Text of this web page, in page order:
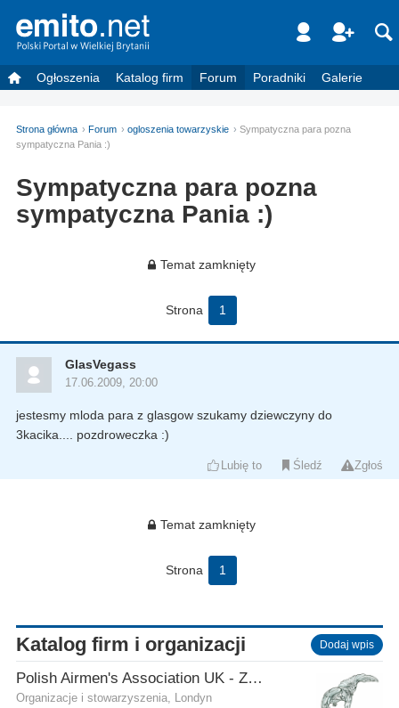
Ogłoszenia Katalog firm Forum Poradniki Galerie
Strona główna Forum ogloszenia towarzyskie
Sympatyczna para pozna
sympatyczna Pania :)
Sympatyczna para pozna
sympatyczna Pania :)
Temat zamknięty
Strona 1
GlasVegass
17.06.2009, 20:00
jestesmy mloda para z glasgow szukamy dziewczyny do
3kacika.... pozdroweczka :)
Lubię to Śledź Zgłoś
Temat zamknięty
Strona 1
Katalog firm i organizacji Dodaj wpis
Polish Airmen's Association UK - Związek Lotników Polskich WB
Organizacje i stowarzyszenia, Londyn